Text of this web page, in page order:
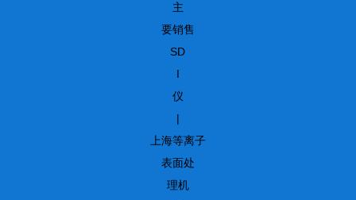
主
要销售
SD
I
仪
|
上海等离子
表面处
理机